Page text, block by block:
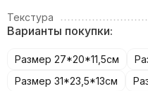
Текстура
Варианты покупки:
Размер 27*20*11,5см
Размер 31*23,5*13см